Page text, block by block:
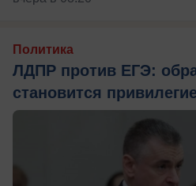
Политика
ЛДПР против ЕГЭ:
становится